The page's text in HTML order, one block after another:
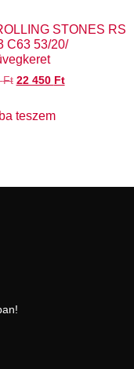
STONES RS
C63 53/20/
Ft 22 450 Ft
teszem